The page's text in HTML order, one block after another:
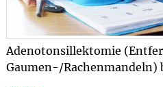
Adenotonsillektomie
Gaumen-/Rachenmandeln)